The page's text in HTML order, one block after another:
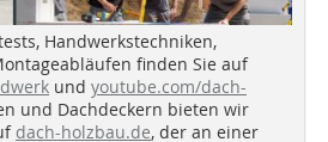
Handwerkstechniken,
finden Sie auf
und youtube.com/dach-
und Dachdeckern bieten wir
dach-holzbau.de, der an einer